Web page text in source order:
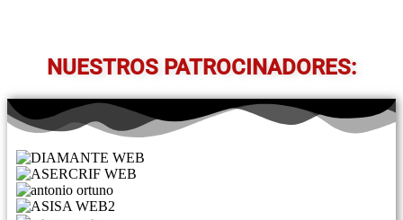
NUESTROS PATROCINADORES: